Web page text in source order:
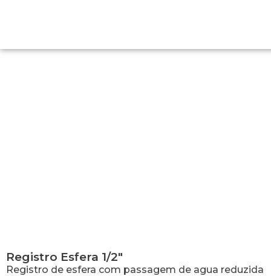
Registro Esfera 1/2″
Registro de esfera com passagem de agua reduzida